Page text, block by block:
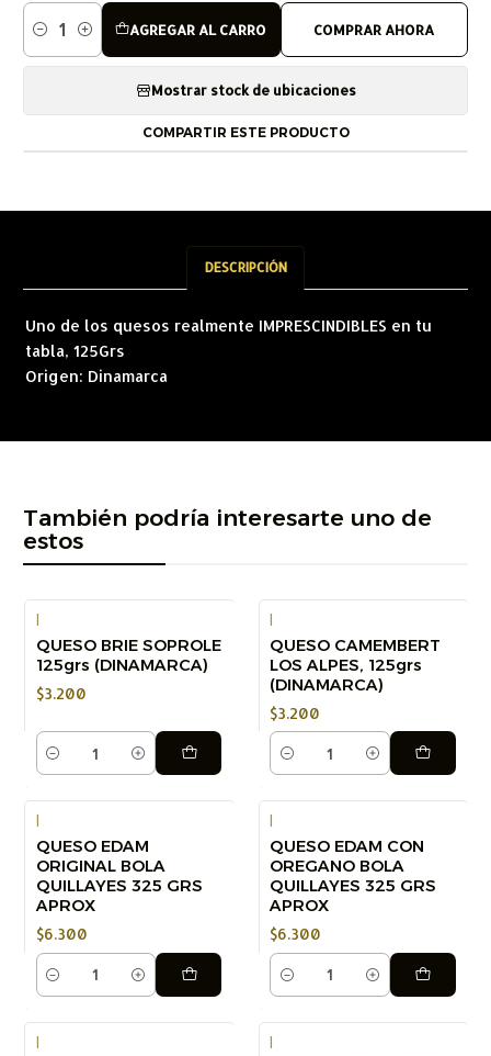
Cantidad
AGREGAR AL CARRO COMPRAR AHORA
Mostrar stock de ubicaciones
COMPARTIR ESTE PRODUCTO
DESCRIPCIÓN
Uno de los quesos realmente IMPRESCINDIBLES en tu
tabla, 125Grs
Origen: Dinamarca
También podría interesarte uno de
estos
|
QUESO BRIE SOPROLE
125grs (DINAMARCA)
$3.200
Cantidad
|
QUESO CAMEMBERT
LOS ALPES, 125grs
(DINAMARCA)
$3.200
Cantidad
QUESO EDAM
ORIGINAL BOLA
QUILLAYES 325 GRS
APROX
$6.300
Cantidad
QUESO EDAM CON
OREGANO BOLA
QUILLAYES 325 GRS
APROX
$6.300
Cantidad
| |